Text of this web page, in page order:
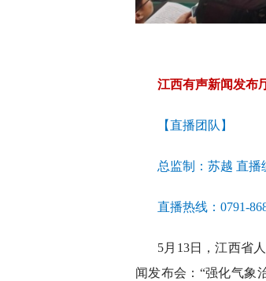
江西有声新闻发布
【直播团队】
总监制：苏越 直
直播热线：0791-
5月13日，江西省
闻发布会：“强化气象